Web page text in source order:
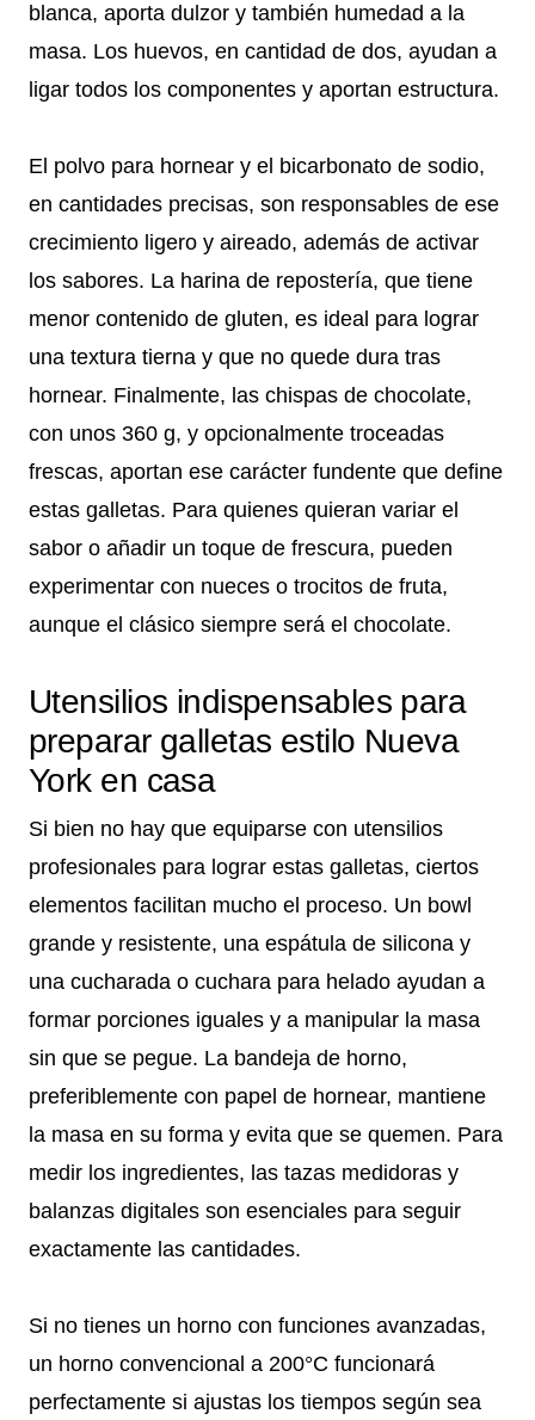
blanca, aporta dulzor y también humedad a la
masa. Los huevos, en cantidad de dos, ayudan a
ligar todos los componentes y aportan estructura.
El polvo para hornear y el bicarbonato de sodio,
en cantidades precisas, son responsables de ese
crecimiento ligero y aireado, además de activar
los sabores. La harina de repostería, que tiene
menor contenido de gluten, es ideal para lograr
una textura tierna y que no quede dura tras
hornear. Finalmente, las chispas de chocolate,
con unos 360 g, y opcionalmente troceadas
frescas, aportan ese carácter fundente que define
estas galletas. Para quienes quieran variar el
sabor o añadir un toque de frescura, pueden
experimentar con nueces o trocitos de fruta,
aunque el clásico siempre será el chocolate.
Utensilios indispensables para
preparar galletas estilo Nueva
York en casa
Si bien no hay que equiparse con utensilios
profesionales para lograr estas galletas, ciertos
elementos facilitan mucho el proceso. Un bowl
grande y resistente, una espátula de silicona y
una cucharada o cuchara para helado ayudan a
formar porciones iguales y a manipular la masa
sin que se pegue. La bandeja de horno,
preferiblemente con papel de hornear, mantiene
la masa en su forma y evita que se quemen. Para
medir los ingredientes, las tazas medidoras y
balanzas digitales son esenciales para seguir
exactamente las cantidades.
Si no tienes un horno con funciones avanzadas,
un horno convencional a 200°C funcionará
perfectamente si ajustas los tiempos según sea